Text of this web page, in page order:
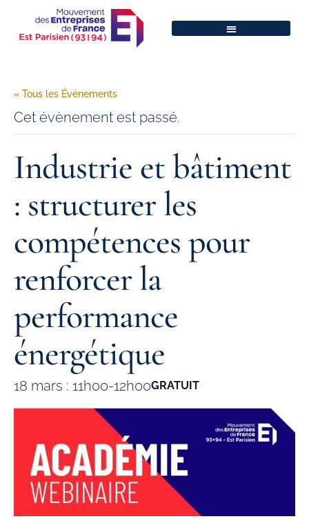
« Tous les Évènements
Cet évènement est passé.
Industrie et bâtiment
: structurer les
compétences pour
renforcer la
performance
énergétique
18 mars : 11h00-12h00GRATUIT